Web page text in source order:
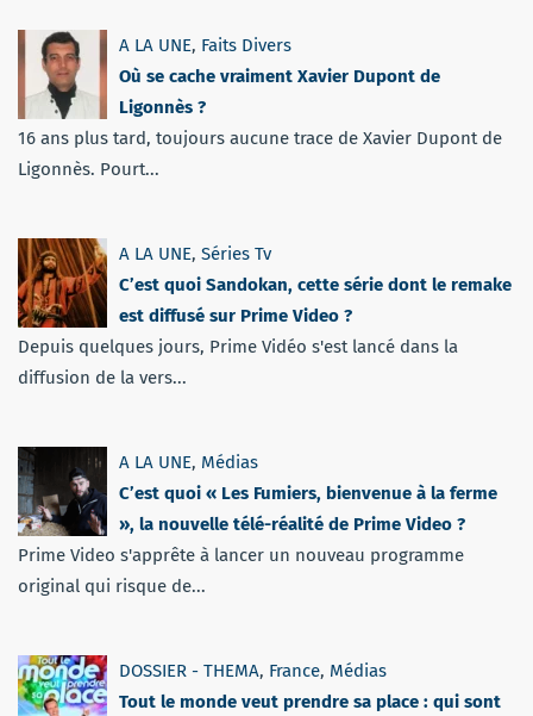
A LA UNE, Faits Divers
Où se cache vraiment Xavier Dupont de
Ligonnès ?
16 ans plus tard, toujours aucune trace de Xavier Dupont de
Ligonnès. Pourt...
A LA UNE, Séries Tv
C’est quoi Sandokan, cette série dont le remake
est diffusé sur Prime Video ?
Depuis quelques jours, Prime Vidéo s'est lancé dans la
diffusion de la vers...
A LA UNE, Médias
C’est quoi « Les Fumiers, bienvenue à la ferme
», la nouvelle télé-réalité de Prime Video ?
Prime Video s'apprête à lancer un nouveau programme
original qui risque de...
DOSSIER - THEMA, France, Médias
Tout le monde veut prendre sa place : qui sont